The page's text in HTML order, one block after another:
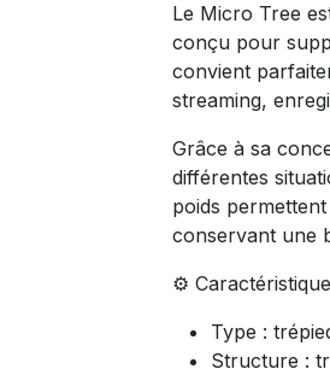
Le Micro Tree
conçu pour
convient
streaming,
Grâce à sa
différentes
poids
conservant une
⚙️
Type :
Structure :